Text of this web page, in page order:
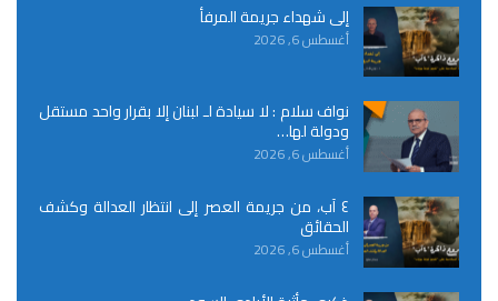
إلى شهداء جريمة المرفأ
أغسطس 6, 2026
نواف سلام : لا سيادة لـ لبنان إلا بقرار واحد مستقل
ودولة لها…
أغسطس 6, 2026
٤ آب، من جريمة العصر إلى انتظار العدالة وكشف
الحقائق
أغسطس 6, 2026